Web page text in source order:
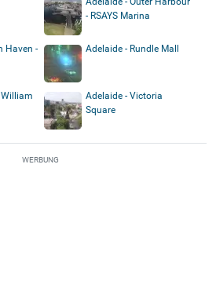
- RSAYS Marina
Haven -
Adelaide - Rundle Mall
Adelaide - Victoria
Square
WERBUNG